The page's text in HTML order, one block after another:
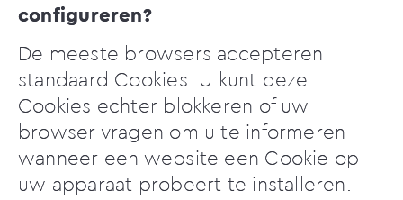
configureren?
De meeste browsers accepteren
standaard Cookies. U kunt deze
Cookies echter blokkeren of uw
browser vragen om u te informeren
wanneer een website een Cookie op
uw apparaat probeert te installeren.